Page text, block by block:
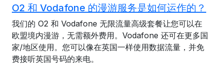
O2 和 Vodafone 的漫游服务是如何运作的？
我们的 O2 和 Vodafone 无限流量高级套餐让您可以在
欧盟境内漫游，无需额外费用。Vodafone 还可在更多国
家/地区使用。您可以像在英国一样使用数据流量，并免
费接听英国号码的来电。